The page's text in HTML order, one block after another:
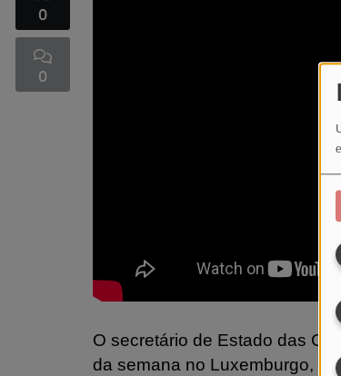
0
0
O secretário de Estado das
da semana no Luxemburgo,